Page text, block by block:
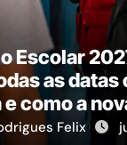
Escolar
as
como a
afeta as
Felix